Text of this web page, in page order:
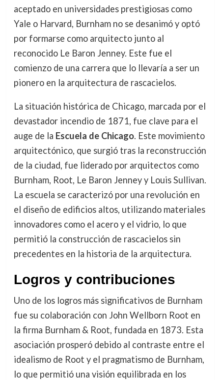
aceptado en universidades prestigiosas como
Yale o Harvard, Burnham no se desanimó y optó
por formarse como arquitecto junto al
reconocido Le Baron Jenney. Este fue el
comienzo de una carrera que lo llevaría a ser un
pionero en la arquitectura de rascacielos.
La situación histórica de Chicago, marcada por el
devastador incendio de 1871, fue clave para el
auge de la Escuela de Chicago. Este movimiento
arquitectónico, que surgió tras la reconstrucción
de la ciudad, fue liderado por arquitectos como
Burnham, Root, Le Baron Jenney y Louis Sullivan.
La escuela se caracterizó por una revolución en
el diseño de edificios altos, utilizando materiales
innovadores como el acero y el vidrio, lo que
permitió la construcción de rascacielos sin
precedentes en la historia de la arquitectura.
Logros y contribuciones
Uno de los logros más significativos de Burnham
fue su colaboración con John Wellborn Root en
la firma Burnham & Root, fundada en 1873. Esta
asociación prosperó debido al contraste entre el
idealismo de Root y el pragmatismo de Burnham,
lo que permitió una visión equilibrada en los